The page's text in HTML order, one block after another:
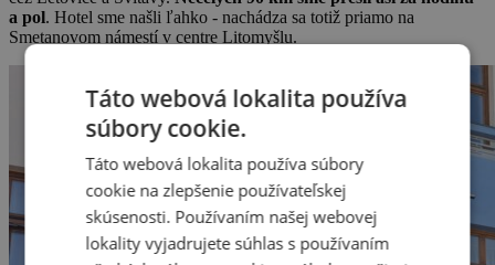
a pol. Hotel sme našli ľahko - nachádza sa totiž priamo na
Smetanovom námestí v centre Litomyšlu.
Táto webová lokalita používa
súbory cookie.
Táto webová lokalita používa súbory
cookie na zlepšenie používateľskej
skúsenosti. Používaním našej webovej
lokality vyjadrujete súhlas s používaním